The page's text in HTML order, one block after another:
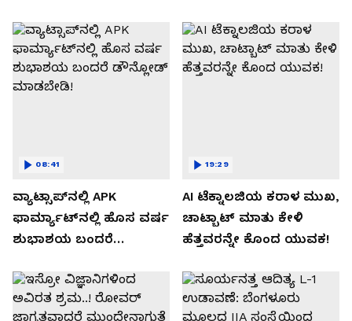
ವ್ಯಾಟ್ಸಾಪ್‌ನಲ್ಲಿ APK
ಫಾರ್ಮ್ಯಾಟ್‌ನಲ್ಲಿ ಹೊಸ ವರ್ಷ
ಶುಭಾಶಯ ಬಂದರೆ
08:41
AI ಟೆಕ್ನಾಲಜಿಯ ಕರಾಳ ಮುಖ,
ಚಾಟ್ಬಾಟ್ ಮಾತು ಕೇಳಿ
ಹೆತ್ತವರನ್ನೇ ಕೊಂದ ಯುವಕ!
19:29